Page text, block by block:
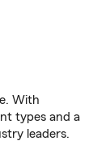
With
types and a
leaders.